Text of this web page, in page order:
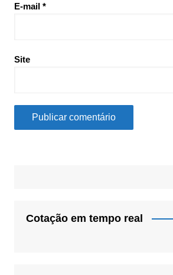
E-mail *
Site
Cotação em tempo real